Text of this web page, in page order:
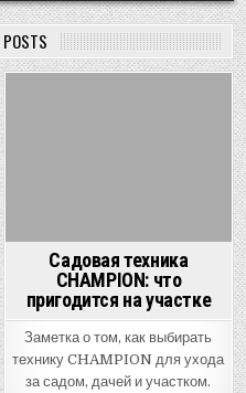
POSTS
Садовая техника
CHAMPION: что
пригодится на участке
Заметка о том, как выбирать
технику CHAMPION для ухода
за садом, дачей и участком.